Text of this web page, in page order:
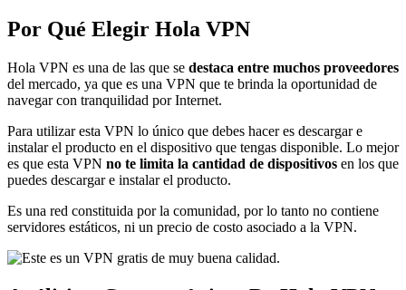
Por Qué Elegir Hola VPN
Hola VPN es una de las que se destaca entre muchos proveedores
del mercado, ya que es una VPN que te brinda la oportunidad de
navegar con tranquilidad por Internet.
Para utilizar esta VPN lo único que debes hacer es descargar e
instalar el producto en el dispositivo que tengas disponible. Lo mejor
es que esta VPN no te limita la cantidad de dispositivos en los que
puedes descargar e instalar el producto.
Es una red constituida por la comunidad, por lo tanto no contiene
servidores estáticos, ni un precio de costo asociado a la VPN.